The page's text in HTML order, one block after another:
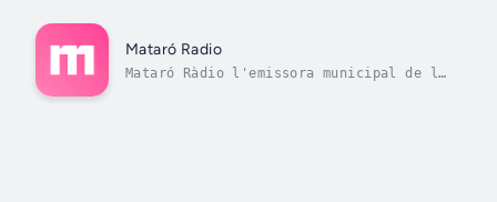
Mataró Radio
Mataró Ràdio l'emissora municipal de la